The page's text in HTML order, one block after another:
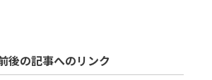
後の記事へのリンク